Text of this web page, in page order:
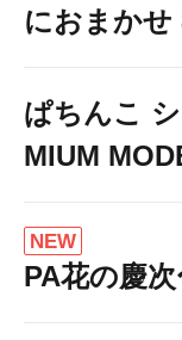
におまかせ
ぱちんこ
MIUM
NEW
PA花の慶